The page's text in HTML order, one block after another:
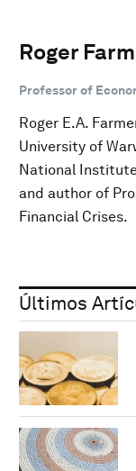
Roger
Professor of
Roger E.A.
University of
National
and author of
Financial Crises.
Últimos